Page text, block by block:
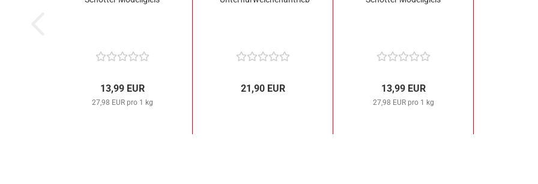
13,99 EUR
27,98 EUR pro 1 kg
21,90 EUR 13,99 EUR
27,98 EUR pro 1 kg